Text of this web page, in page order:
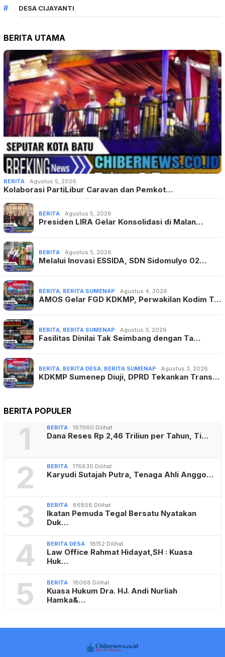
DESA CIJAYANTI
BERITA UTAMA
BERITA Agustus 5, 2026
Kolaborasi PartiLibur Caravan dan Pemkot…
BERITA Agustus 5, 2026
Presiden LIRA Gelar Konsolidasi di Malan…
BERITA Agustus 5, 2026
Melalui Inovasi ESSIDA, SDN Sidomulyo 02…
BERITA, BERITA SUMENAP Agustus 4, 2026
AMOS Gelar FGD KDKMP, Perwakilan Kodim T…
BERITA, BERITA SUMENAP Agustus 3, 2026
Fasilitas Dinilai Tak Seimbang dengan Ta…
BERITA, BERITA DESA, BERITA SUMENAP Agustus 3, 2026
KDKMP Sumenep Diuji, DPRD Tekankan Trans…
BERITA POPULER
1 BERITA 197960 Dilihat
Dana Reses Rp 2,46 Triliun per Tahun, Ti…
2 BERITA 176830 Dilihat
Karyudi Sutajah Putra, Tenaga Ahli Anggo…
3 BERITA 86858 Dilihat
Ikatan Pemuda Tegal Bersatu Nyatakan
Duk…
4 BERITA DESA 18152 Dilihat
Law Office Rahmat Hidayat,SH : Kuasa
Huk…
5 BERITA 18068 Dilihat
Kuasa Hukum Dra. HJ. Andi Nurliah
Hamka&…